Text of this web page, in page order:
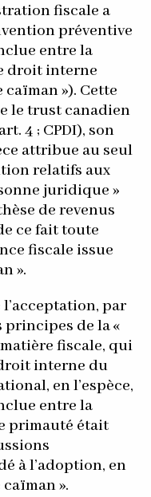
fiscale a
préventive
entre la
droit interne
»). Cette
le trust canadien
4 ; CPDI), son
attribue au seul
relatifs aux
juridique »
de revenus
ce fait toute
fiscale issue
».
par
de la «
fiscale, qui
interne du
en l’espèce,
entre la
primauté était
à l’adoption, en
».